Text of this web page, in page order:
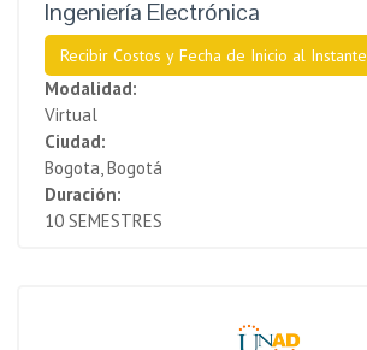
Ingeniería Electrónica
Recibir Costos y Fecha de Inicio al Instante
Modalidad:
Virtual
Ciudad:
Bogota, Bogotá
Duración:
10 SEMESTRES